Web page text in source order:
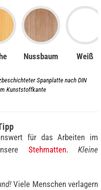
Nussbaum Weiß
Spanplatte nach DIN
Kunststoffkante
für das Arbeiten im
Stehmatten. Kleine
Viele Menschen verlagern